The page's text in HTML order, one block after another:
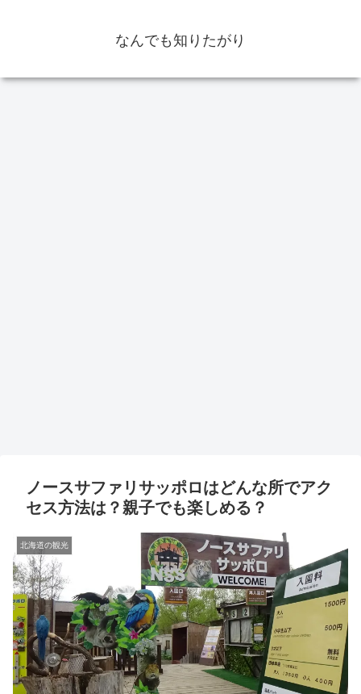
なんでも知りたがり
ノースサファリサッポロはどんな所でアク
セス方法は？親子でも楽しめる？
北海道の観光